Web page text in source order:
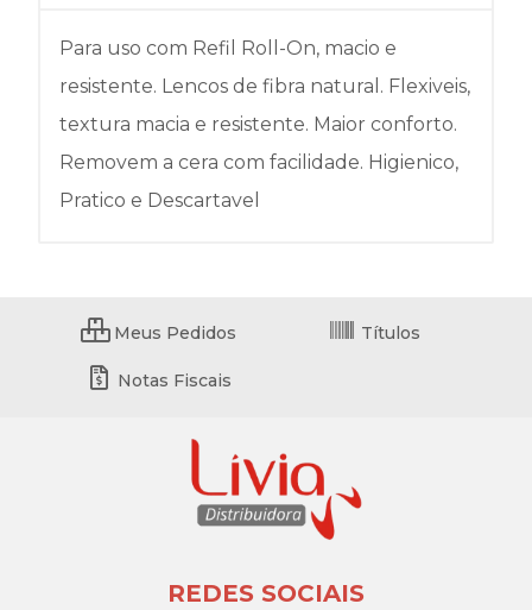
Para uso com Refil Roll-On, macio e
resistente. Lencos de fibra natural. Flexiveis,
textura macia e resistente. Maior conforto.
Removem a cera com facilidade. Higienico,
Pratico e Descartavel
Meus Pedidos Títulos
Notas Fiscais
REDES SOCIAIS